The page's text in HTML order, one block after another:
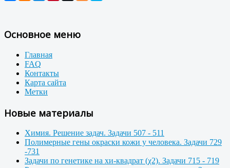
Основное меню
Главная
FAQ
Контакты
Карта сайта
Метки
Новые материалы
Химия. Решение задач. Задачи 507 - 511
Полимерные гены окраски кожи у человека. Задачи 729
-731
Задачи по генетике на хи-квадрат (χ2). Задачи 715 - 719